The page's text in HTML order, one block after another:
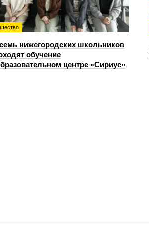
нижегородских школьников
обучение
центре «Сириус»